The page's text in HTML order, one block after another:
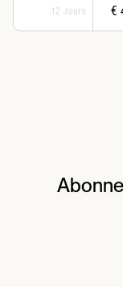
12 Jours €